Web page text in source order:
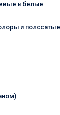
и белые
и полосатые